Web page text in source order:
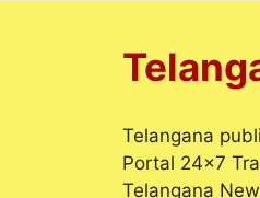
Telangana
Portal 24x7
Telangana